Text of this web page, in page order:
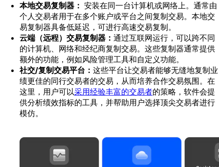
本地交易复制器： 安装在同一台计算机或网络上。通常由
个人交易者用于在多个账户或平台之间复制交易。本地交
易复制器具备低延迟，可进行高速交易复制。
云端（远程）交易复制器： 通过互联网运行，可以跨不同
的计算机、网络和经纪商复制交易。这些复制器通常提供
额外的功能，例如风险管理工具和自定义功能。
社交/复制交易平台： 这些平台让交易者能够无缝地复制业
绩更佳的同行交易者的交易，从而培养合作交易氛围。在
这里，用户可以采用经验丰富的交易者的策略，软件会提
供分析绩效指标的工具，并帮助用户选择顶尖交易者进行
模仿。